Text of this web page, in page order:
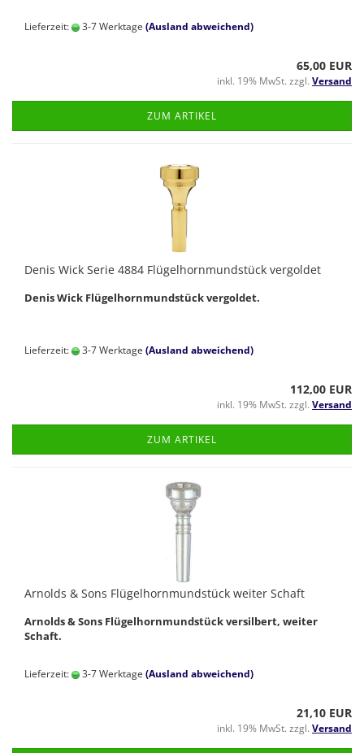
Lieferzeit: 3-7 Werktage (Ausland abweichend)
65,00 EUR
inkl. 19% MwSt. zzgl. Versand
ZUM ARTIKEL
Denis Wick Serie 4884 Flügelhornmundstück vergoldet
Denis Wick Flügelhornmundstück vergoldet.
Lieferzeit: 3-7 Werktage (Ausland abweichend)
112,00 EUR
inkl. 19% MwSt. zzgl. Versand
ZUM ARTIKEL
Arnolds & Sons Flügelhornmundstück weiter Schaft
Arnolds & Sons Flügelhornmundstück versilbert, weiter
Schaft.
Lieferzeit: 3-7 Werktage (Ausland abweichend)
21,10 EUR
inkl. 19% MwSt. zzgl. Versand